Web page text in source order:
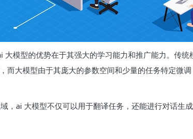
大模型的优势在于其强大的学习能力和推广能力。传统
而大模型由于其庞大的参数空间和少量的任务特定微
，ai 大模型不仅可以用于翻译任务，还能进行对话生